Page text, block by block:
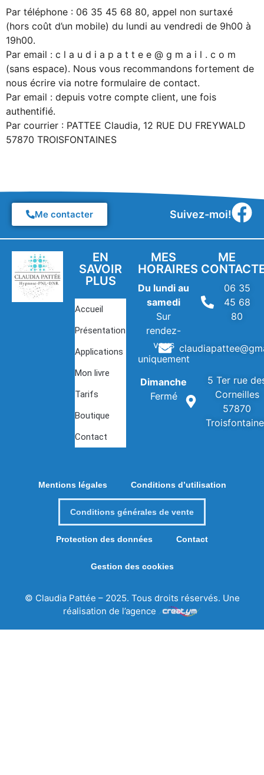
Par téléphone : 06 35 45 68 80, appel non surtaxé
(hors coût d’un mobile) du lundi au vendredi de 9h00 à
19h00.
Par email : c l a u d i a p a t t e e @ g m a i l . c o m
(sans espace). Nous vous recommandons fortement de
nous écrire via notre formulaire de contact.
Par email : depuis votre compte client, une fois
authentifié.
Par courrier : PATTEE Claudia, 12 RUE DU FREYWALD
57870 TROISFONTAINES
Me contacter Suivez-moi!
EN
SAVOIR
PLUS
Accueil
Présentation
Applications
Mon livre
Tarifs
Boutique
Contact
MES
HORAIRES
Du lundi au
samedi
Sur
rendez-
vous
uniquement
Dimanche
Fermé
ME
06 35
45 68
80
5 Ter rue
Corneilles
57870
Mentions légales Conditions d’utilisation
Conditions générales de vente
Protection des données Contact
Gestion des cookies
© Claudia Pattée – 2025. Tous droits réservés. Une
réalisation de l’agence